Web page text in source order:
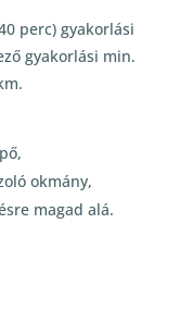
perc) gyakorlási
gyakorlási min.
okmány,
magad alá.